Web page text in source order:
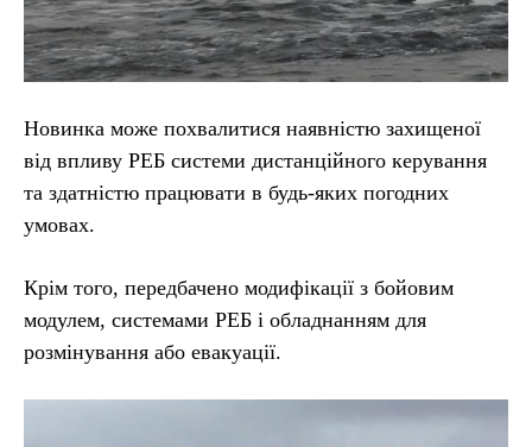
Новинка може похвалитися наявністю захищеної
від впливу РЕБ системи дистанційного керування
та здатністю працювати в будь-яких погодних
умовах.
Крім того, передбачено модифікації з бойовим
модулем, системами РЕБ і обладнанням для
розмінування або евакуації.